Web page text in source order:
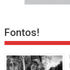
Fontos!